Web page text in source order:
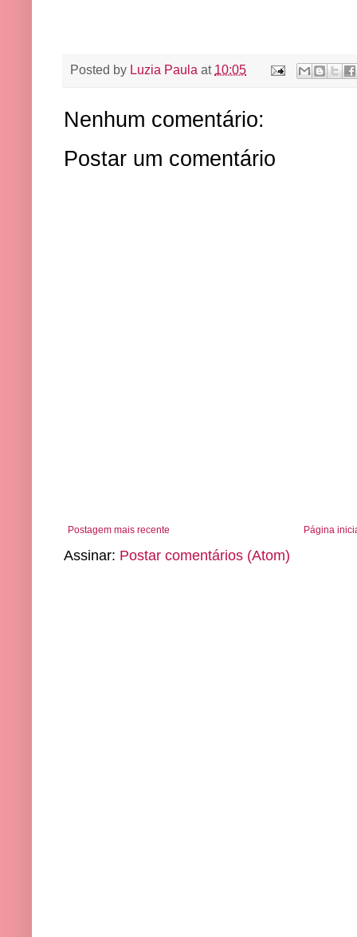
Posted by Luzia Paula at 10:05
Nenhum comentário:
Postar um comentário
Postagem mais recente Página
Assinar: Postar comentários (Atom)